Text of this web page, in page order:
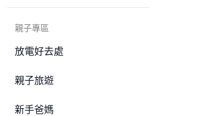
親子專區
放電好去處
親子旅遊
新手爸媽